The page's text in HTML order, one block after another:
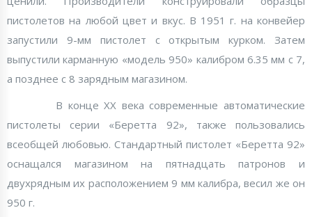
пистолетов на любой цвет и вкус. В 1951 г. на конвейер
запустили 9-мм пистолет с открытым курком. Затем
выпустили карманную «модель 950» калибром 6.35 мм с 7,
а позднее с 8 зарядным магазином.
В конце XX века современные автоматические
пистолеты серии «Беретта 92», также пользовались
всеобщей любовью. Стандартный пистолет «Беретта 92»
оснащался магазином на пятнадцать патронов и
двухрядным их расположением 9 мм калибра, весил же он
950 г.